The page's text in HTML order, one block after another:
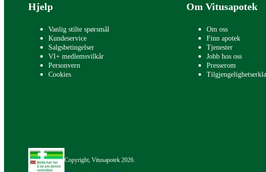
Bunntekst
Hjelp
Vanlig stilte spørsmål
Kundeservice
Salgsbetingelser
VI+ medlemsvilkår
Personvern
Cookies
Om Vitusapotek
Om oss
Finn apotek
Tjenester
Jobb hos oss
Presserom
Copyright, Vitusapotek 2026.